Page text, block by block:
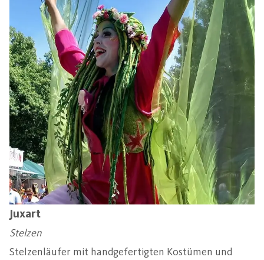
Juxart
Stelzen
Stelzenläufer mit handgefertigten Kostümen und